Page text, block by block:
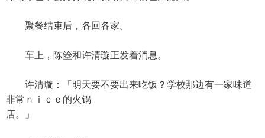
聚餐结束后，各回各家。
车上，陈箜和许清璇正发着消息。
许清璇：「明天要不要出来吃饭？学校那边有一家味道
非常ｎｉｃｅ的火锅
店。」